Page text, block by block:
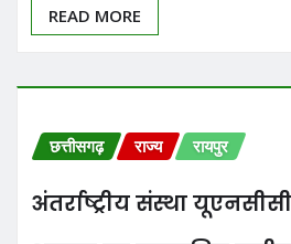
READ MORE
छत्तीसगढ़ राज्य रायपुर
अंतर्राष्ट्रीय संस्था